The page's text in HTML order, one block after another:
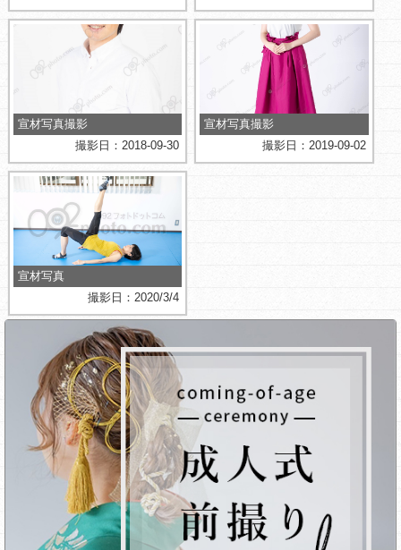
宣材写真撮影
撮影日：2018-09-30
宣材写真撮影
撮影日：2019-09-02
宣材写真
撮影日：2020/3/4